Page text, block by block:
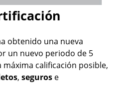
obtenido una nueva
un nuevo periodo de 5
calificación posible,
, seguros e